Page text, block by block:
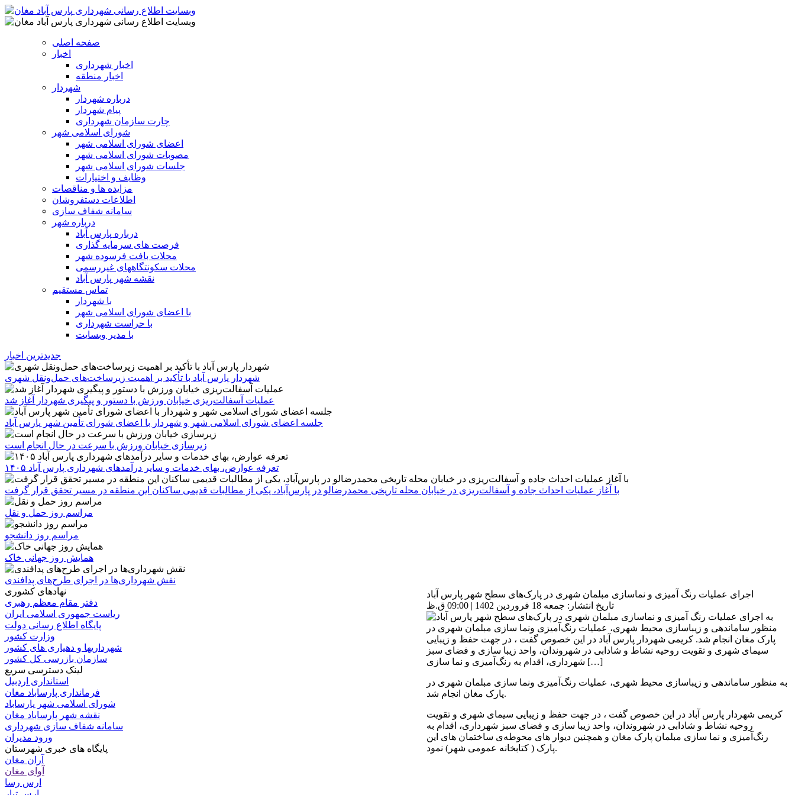
صفحه اصلی
اخبار
اخبار شهرداری
اخبار منطقه
شهردار
درباره شهردار
پیام شهردار
چارت سازمان شهرداری
شورای اسلامی شهر
اعضای شورای اسلامی شهر
مصوبات شورای اسلامی شهر
جلسات شورای اسلامی شهر
وظایف و اختیارات
مزایده ها و مناقصات
اطلاعات دستفروشان
سامانه شفاف سازی
درباره شهر
درباره پارس آباد
فرصت های سرمایه گذاری
محلات بافت فرسوده شهر
محلات سکونتگاههای غیررسمی
نقشه شهر پارس آباد
تماس مستقیم
با شهردار
با اعضای شورای اسلامی شهر
با حراست شهرداری
با مدیر وبسایت
جدیدترین اخبار
شهردار پارس آباد با تأکید بر اهمیت زیرساخت‌های حمل‌ونقل شهری
عملیات آسفالت‌ریزی خیابان ورزش با دستور و پیگیری شهردار آغاز شد
جلسه اعضای شورای اسلامی شهر و شهردار با اعضای شورای تأمین شهر پارس آباد
زیرسازی خیابان ورزش با سرعت در حال انجام است
تعرفه عوارض، بهای خدمات و سایر درآمدهای شهرداری پارس آباد ۱۴۰۵
با آغاز عملیات احداث جاده و آسفالت‌ریزی در خیابان محله تاریخی محمدرضالو در پارس‌آباد، یکی از مطالبات قدیمی ساکنان این منطقه در مسیر تحقق قرار گرفت
مراسم روز حمل و نقل
مراسم روز دانشجو
همایش روز جهانی خاک
نقش شهرداری‌ها در اجرای طرح‌های پدافندی
اجرای عملیات رنگ آمیزی و نماسازی مبلمان شهری در پارک‌های سطح شهر پارس آباد
تاریخ انتشار: جمعه 18 فروردین 1402 | 09:00 ق.ظ
منظور ساماندهی و زیباسازی محیط شهری، عملیات رنگ‌آمیزی ونما سازی مبلمان شهری در
پارک‌ مغان انجام شد. کریمی شهردار پارس آباد در این خصوص گفت ، در جهت حفظ و زیبایی
سیمای شهری و تقویت روحیه نشاط و شادابی در شهروندان، واحد زیبا سازی و فضای سبز
شهرداری، اقدام به رنگ‌آمیزی و نما سازی […]
به منظور ساماندهی و زیباسازی محیط شهری، عملیات رنگ‌آمیزی ونما سازی مبلمان شهری در
پارک‌ مغان انجام شد.
کریمی شهردار پارس آباد در این خصوص گفت ، در جهت حفظ و زیبایی سیمای شهری و تقویت
روحیه نشاط و شادابی در شهروندان، واحد زیبا سازی و فضای سبز شهرداری، اقدام به
رنگ‌آمیزی و نما سازی مبلمان پارک مغان و همچنین دیوار های محوطه‌ی ساختمان های این
پارک ( کتابخانه عمومی شهر) نمود.
نهادهای کشوری
دفتر مقام معظم رهبری
ریاست جمهوری اسلامی ایران
پایگاه اطلاع رسانی دولت
وزارت کشور
شهرداریها و دهیاری های کشور
سازمان بازرسی کل کشور
لینک دسترسی سریع
استانداری اردبیل
فرمانداری پارساباد مغان
شورای اسلامی شهر پارساباد
نقشه شهر پارساباد مغان
سامانه شفاف سازی شهرداری
ورود مدیران
پایگاه های خبری شهرستان
آران مغان
آوای مغان
ارس رسا